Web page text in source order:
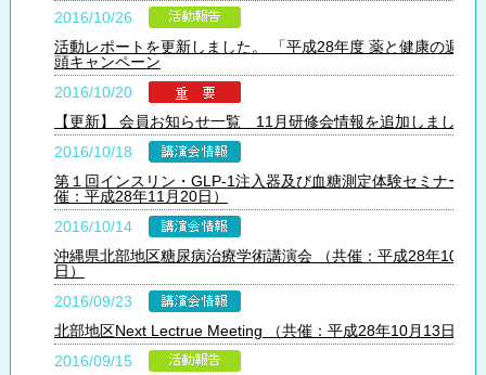
2016/10/26
活動レポートを更新しました。 「平成28年度 薬と健康の週間
頭キャンペーン
2016/10/20
【更新】 会員お知らせ一覧 11月研修会情報を追加しました。
2016/10/18
第１回インスリン・GLP-1注入器及び血糖測定体験セミナー （
催：平成28年11月20日）
2016/10/14
沖縄県北部地区糖尿病治療学術講演会 （共催：平成28年10月
日）
2016/09/23
北部地区Next Lectrue Meeting （共催：平成28年10月13日）
2016/09/15